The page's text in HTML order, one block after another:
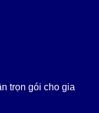
trọn gói cho gia